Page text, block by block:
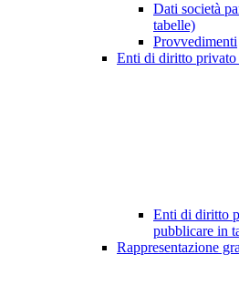
Dati società
tabelle)
Provvedimenti
Enti di diritto privato
Enti di diritto
pubblicare in
Rappresentazione